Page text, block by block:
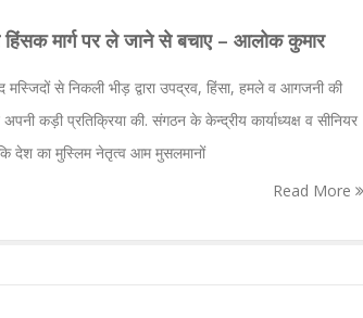
मार्ग पर ले जाने से बचाए – आलोक कुमार
से निकली भीड़ द्वारा उपद्रव, हिंसा, हमले व आगजनी की
कड़ी प्रतिक्रिया की. संगठन के केन्द्रीय कार्याध्यक्ष व सीनियर
देश का मुस्लिम नेतृत्व आम मुसलमानों
Read More